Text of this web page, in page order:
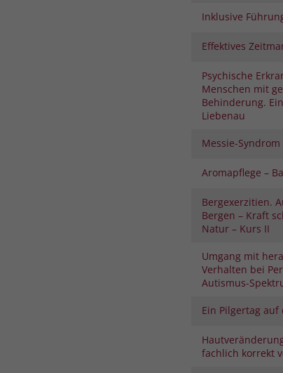
Inklusive
Effektives
Psychische
Menschen mit
Behinderung.
Liebenau
Messie-
Aromapflege –
Bergexerzitien.
Bergen – Kraft
Natur – Kurs II
Umgang mit
Verhalten bei
Autismus-
Ein Pilgertag
fachlich korrekt